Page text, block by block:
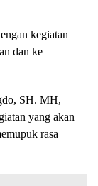
kegiatan
dan ke
SH. MH,
yang akan
rasa